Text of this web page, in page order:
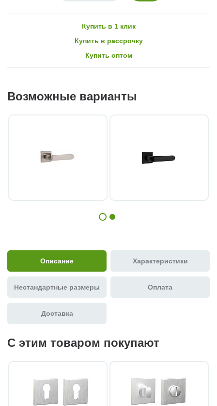
Купить в 1 клик
Купить в рассрочку
Купить оптом
Возможные варианты
Описание Характеристики
Нестандартные размеры Оплата
Доставка
С этим товаром покупают